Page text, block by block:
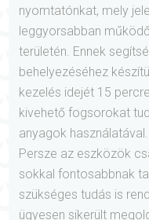
nyomtatónkat, mely
leggyorsabban
területén. Ennek
behelyezéséhez
kezelés idejét 15
kivehető fogsorokat
anyagok használatával.
Persze az eszközök
sokkal fontosabbnak
szükséges tudás is
ügyesen sikerült